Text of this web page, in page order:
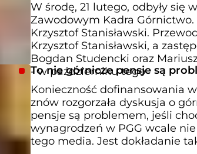
W środę, 21 lutego, odbyły się
Zawodowym Kadra
Krzysztof Stanisławski.
Krzysztof Stanisławski, a
Bogdan Studencki oraz
- w październiku tego
To nie górnicze pensje są
Konieczność dofinansowania
znów rozgorzała dyskusja o
pensje są problemem, jeśli
wynagrodzeń w PGG wcale
tego media. Jest dokładanie